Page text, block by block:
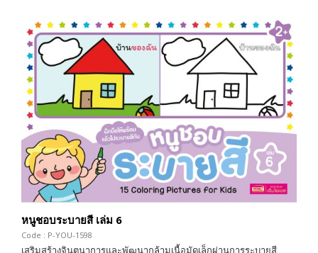
หนูชอบระบายสี เล่ม 6
Code : P-YOU-1598
เสริมสร้างจินตนาการและพัฒนากล้ามเนื้อมัดเล็กผ่านการระบายสี